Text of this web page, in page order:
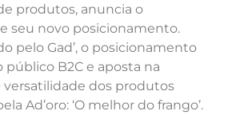
produtos, anuncia o
seu novo posicionamento.
pelo Gad’, o posicionamento
B2C e aposta na
versatilidade dos produtos
Ad’oro: ‘O melhor do frango’.